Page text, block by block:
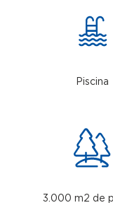
Piscina
3.000 m2 de